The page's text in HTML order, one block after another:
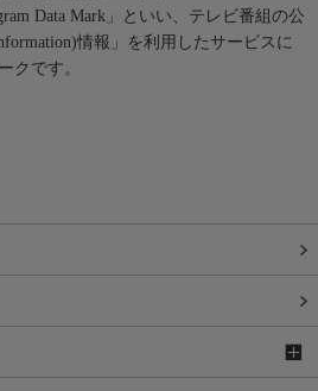
Data Mark」といい、テレビ番組の公
情報」を利用したサービスに
クです。